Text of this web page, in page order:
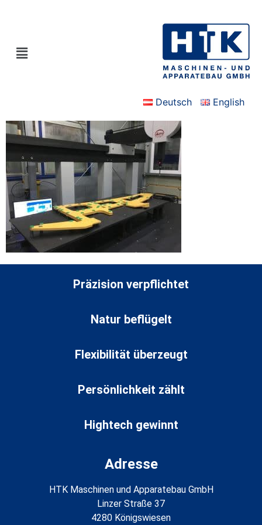
Deutsch English
Präzision verpflichtet
Natur beflügelt
Flexibilität überzeugt
Persönlichkeit zählt
Hightech gewinnt
Adresse
HTK Maschinen und Apparatebau GmbH
Linzer Straße 37
4280 Königswiesen